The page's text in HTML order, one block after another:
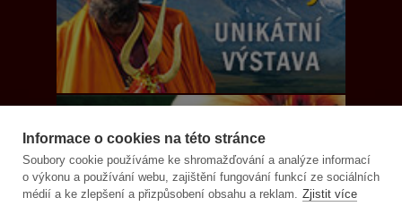
Informace o cookies na této stránce
Soubory cookie používáme ke shromažďování a analýze informací
o výkonu a používání webu, zajištění fungování funkcí ze sociálních
médií a ke zlepšení a přizpůsobení obsahu a reklam. Zjistit více